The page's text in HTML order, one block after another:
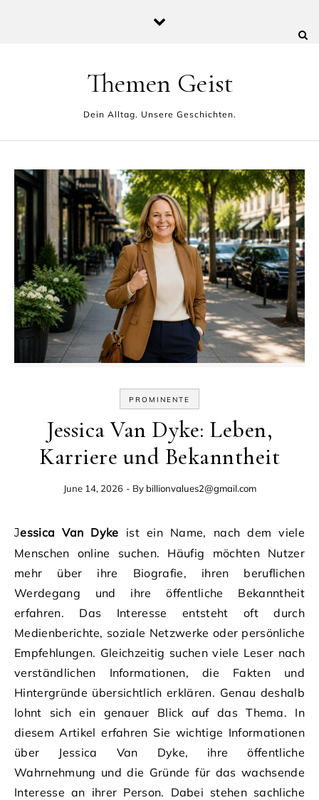
Themen Geist
Dein Alltag. Unsere Geschichten.
PROMINENTE
Jessica Van Dyke: Leben,
Karriere und Bekanntheit
June 14, 2026 - By billionvalues2@gmail.com
Jessica Van Dyke ist ein Name, nach dem viele
Menschen online suchen. Häufig möchten Nutzer
mehr über ihre Biografie, ihren beruflichen
Werdegang und ihre öffentliche Bekanntheit
erfahren. Das Interesse entsteht oft durch
Medienberichte, soziale Netzwerke oder persönliche
Empfehlungen. Gleichzeitig suchen viele Leser nach
verständlichen Informationen, die Fakten und
Hintergründe übersichtlich erklären. Genau deshalb
lohnt sich ein genauer Blick auf das Thema. In
diesem Artikel erfahren Sie wichtige Informationen
über Jessica Van Dyke, ihre öffentliche
Wahrnehmung und die Gründe für das wachsende
Interesse an ihrer Person. Dabei stehen sachliche